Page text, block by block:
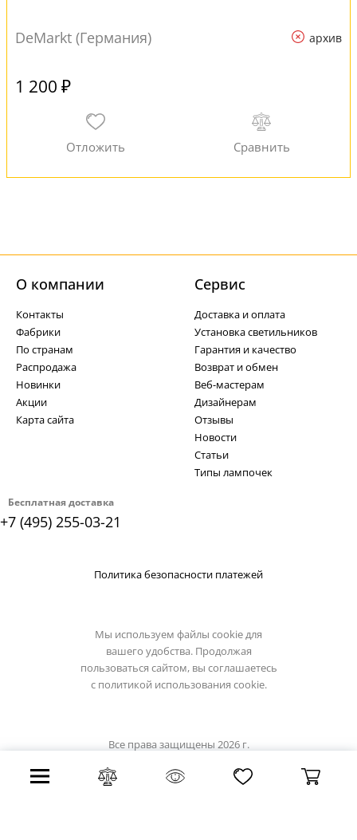
DeMarkt (Германия) архив
1 200 ₽
Бесплатная доставка
+7 (495) 255-03-21
О компании
Контакты
Фабрики
По странам
Распродажа
Новинки
Акции
Карта сайта
Cервис
Доставка и оплата
Установка светильников
Гарантия и качество
Возврат и обмен
Веб-мастерам
Дизайнерам
Отзывы
Новости
Статьи
Типы лампочек
Политика безопасности платежей
Мы используем файлы cookie для
вашего удобства. Продолжая
пользоваться сайтом, вы соглашаетесь
с политикой использования cookie.
Все права защищены 2026 г.